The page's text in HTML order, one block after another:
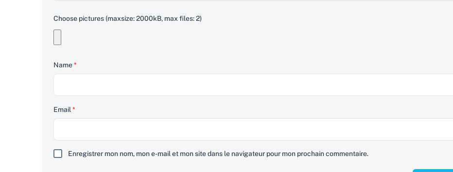
Choose pictures (maxsize: 2000kB, max files: 2)
Name*
Email *
Enregistrer mon nom, mon e-mail et mon site dans le navigateur pour mon prochain commentaire.